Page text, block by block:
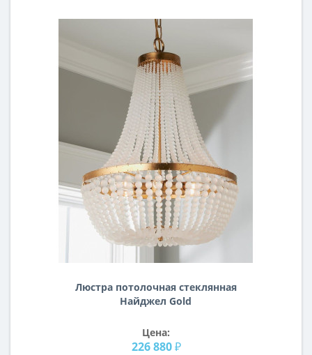
Люстра потолочная стеклянная
Найджел Gold
Цена:
226 880 ₽